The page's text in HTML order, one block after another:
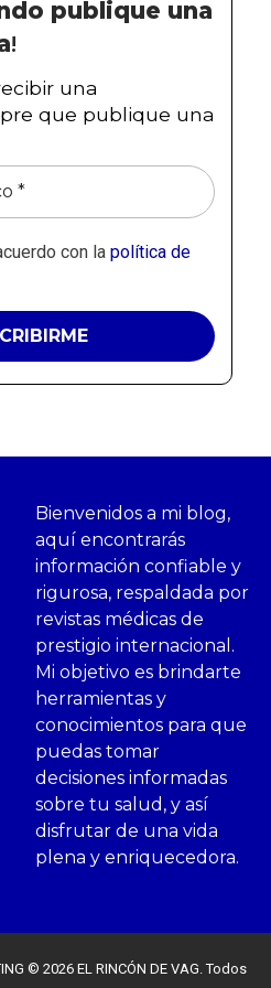
publique una
!
una
que publique una
con la política de
Bienvenidos a mi blog,
aquí encontrarás
información confiable y
rigurosa, respaldada por
revistas médicas de
prestigio internacional.
Mi objetivo es brindarte
herramientas y
conocimientos para que
puedas tomar
decisiones informadas
sobre tu salud, y así
disfrutar de una vida
plena y enriquecedora.
© 2026 EL RINCÓN DE VAG. Todos